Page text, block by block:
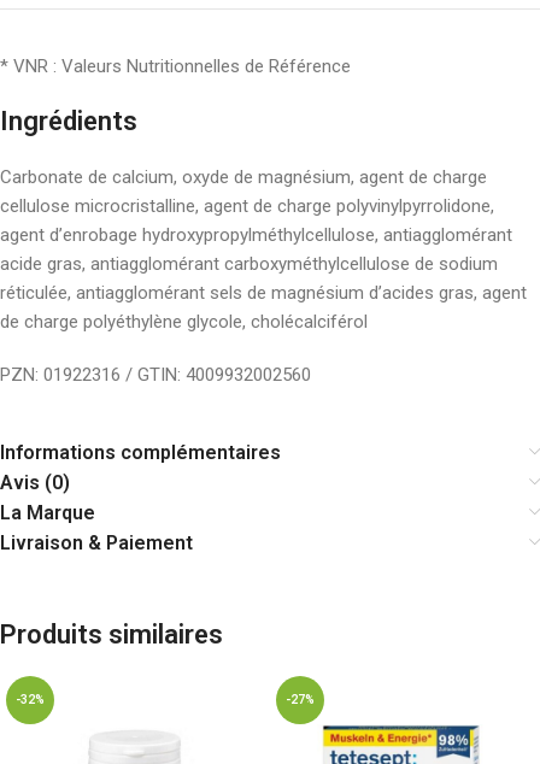
* VNR : Valeurs Nutritionnelles de Référence
Ingrédients
Carbonate de calcium, oxyde de magnésium, agent de charge
cellulose microcristalline, agent de charge polyvinylpyrrolidone,
agent d’enrobage hydroxypropylméthylcellulose, antiagglomérant
acide gras, antiagglomérant carboxyméthylcellulose de sodium
réticulée, antiagglomérant sels de magnésium d’acides gras, agent
de charge polyéthylène glycole, cholécalciférol
PZN: 01922316 / GTIN: 4009932002560
Informations complémentaires
Avis (0)
La Marque
Livraison & Paiement
Produits similaires
-32% -27%